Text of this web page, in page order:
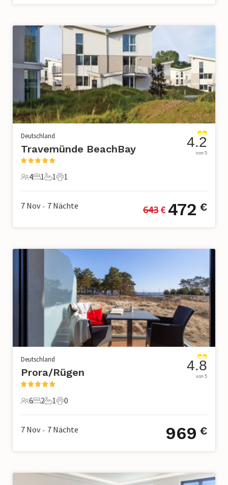
Deutschland
Travemünde BeachBay
4 Gäste
4
1 Schlafzimmer
1
1 Badezimmer
1
1 Haustier
1
4.2
von 5
7 Nov • 7 Nächte 643 € 472 €
Deutschland
Prora/Rügen
6 Gäste
6
2 Schlafzimmer
2
1 Badezimmer
1
0 Haustiere
0
4.8
von 5
7 Nov • 7 Nächte 969 €